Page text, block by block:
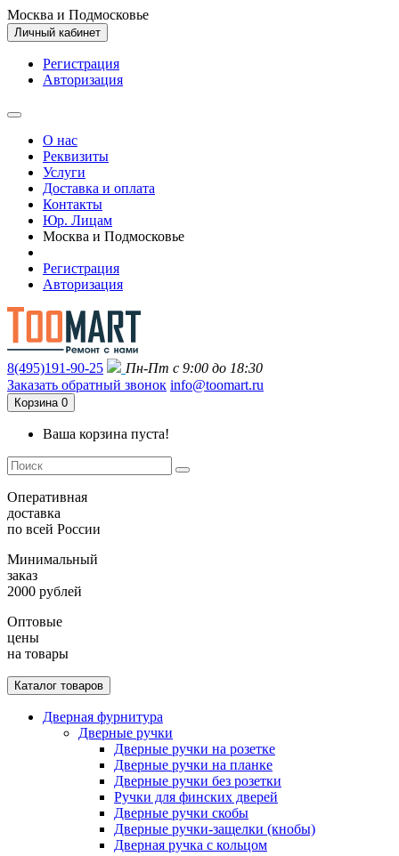
Москва и Подмосковье
Личный кабинет
Регистрация
Авторизация
О нас
Реквизиты
Услуги
Доставка и оплата
Контакты
Юр. Лицам
Москва и Подмосковье
Регистрация
Авторизация
8(495)191-90-25
Пн-Пт с 9:00 до 18:30
Заказать обратный звонок info@toomart.ru
Корзина 0
Ваша корзина пуста!
Оперативная
доставка
по всей России
Минимальный
заказ
2000 рублей
Оптовые
цены
на товары
Каталог товаров
Дверная фурнитура
Дверные ручки
Дверные ручки на розетке
Дверные ручки на планке
Дверные ручки без розетки
Ручки для финских дверей
Дверные ручки скобы
Дверные ручки-защелки (кнобы)
Дверная ручка с кольцом